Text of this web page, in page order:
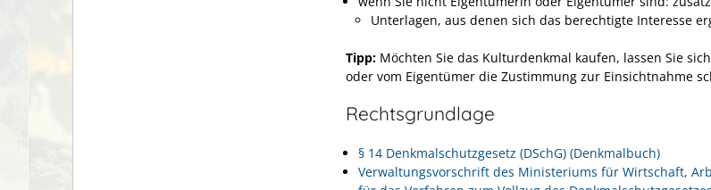
Unterlagen, aus denen sich das berechtigte Interesse
Tipp: Möchten Sie das Kulturdenkmal kaufen, lassen Sie
oder vom Eigentümer die Zustimmung zur Einsichtnahme
Rechtsgrundlage
§ 14 Denkmalschutzgesetz (DSchG) (Denkmalbuch)
Verwaltungsvorschrift des Ministeriums für Wirtschaft,